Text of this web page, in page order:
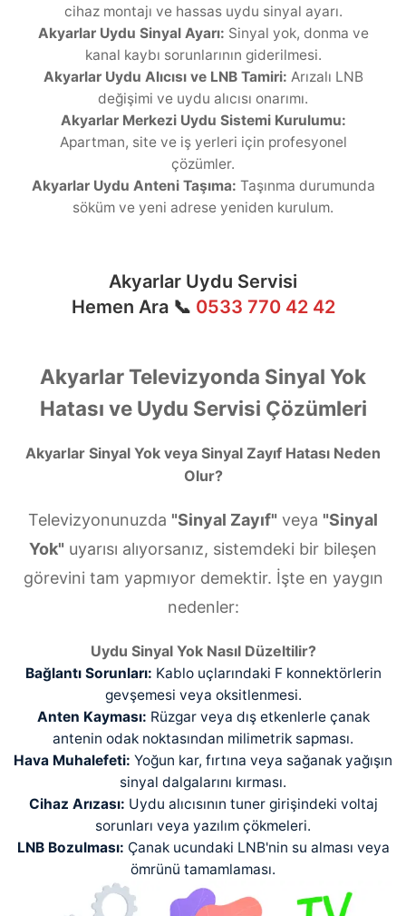
cihaz montajı ve hassas uydu sinyal ayarı.
Akyarlar Uydu Sinyal Ayarı: Sinyal yok, donma ve
kanal kaybı sorunlarının giderilmesi.
Akyarlar Uydu Alıcısı ve LNB Tamiri: Arızalı LNB
değişimi ve uydu alıcısı onarımı.
Akyarlar Merkezi Uydu Sistemi Kurulumu:
Apartman, site ve iş yerleri için profesyonel
çözümler.
Akyarlar Uydu Anteni Taşıma: Taşınma durumunda
söküm ve yeni adrese yeniden kurulum.
Akyarlar Uydu Servisi
Hemen Ara 📞 0533 770 42 42
Akyarlar Televizyonda Sinyal Yok
Hatası ve Uydu Servisi Çözümleri
Akyarlar Sinyal Yok veya Sinyal Zayıf Hatası Neden
Olur?
Televizyonunuzda "Sinyal Zayıf" veya "Sinyal
Yok" uyarısı alıyorsanız, sistemdeki bir bileşen
görevini tam yapmıyor demektir. İşte en yaygın
nedenler:
Uydu Sinyal Yok Nasıl Düzeltilir?
Bağlantı Sorunları: Kablo uçlarındaki F konnektörlerin
gevşemesi veya oksitlenmesi.
Anten Kayması: Rüzgar veya dış etkenlerle çanak
antenin odak noktasından milimetrik sapması.
Hava Muhalefeti: Yoğun kar, fırtına veya sağanak yağışın
sinyal dalgalarını kırması.
Cihaz Arızası: Uydu alıcısının tuner girişindeki voltaj
sorunları veya yazılım çökmeleri.
LNB Bozulması: Çanak ucundaki LNB'nin su alması veya
ömrünü tamamlaması.